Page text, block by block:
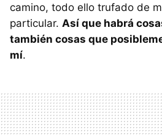
camino, todo ello trufado de
particular. Así que habrá
también cosas que
mí.